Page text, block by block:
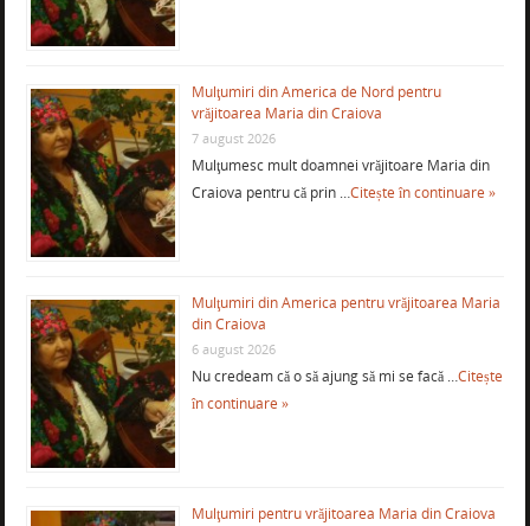
Mulţumiri din America de Nord pentru
vrăjitoarea Maria din Craiova
7 august 2026
Mulţumesc mult doamnei vrăjitoare Maria din
Craiova pentru că prin …Citește în continuare »
Mulţumiri din America pentru vrăjitoarea Maria
din Craiova
6 august 2026
Nu credeam că o să ajung să mi se facă …Citește
în continuare »
Mulţumiri pentru vrăjitoarea Maria din Craiova